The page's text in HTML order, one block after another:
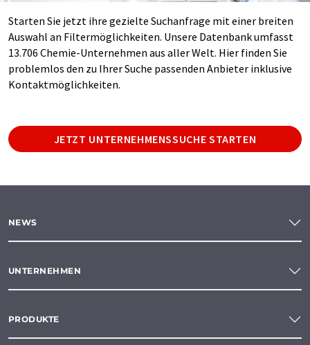
Starten Sie jetzt ihre gezielte Suchanfrage mit einer breiten
Auswahl an Filtermöglichkeiten. Unsere Datenbank umfasst
13.706 Chemie-Unternehmen aus aller Welt. Hier finden Sie
problemlos den zu Ihrer Suche passenden Anbieter inklusive
Kontaktmöglichkeiten.
JETZT UNTERNEHMENSSUCHE STARTEN
NEWS
UNTERNEHMEN
PRODUKTE